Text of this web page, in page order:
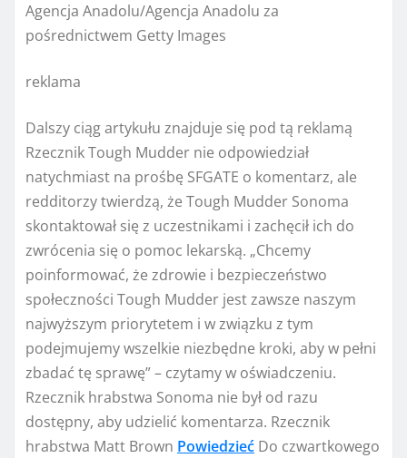
Agencja Anadolu/Agencja Anadolu za
pośrednictwem Getty Images
reklama
Dalszy ciąg artykułu znajduje się pod tą reklamą
Rzecznik Tough Mudder nie odpowiedział
natychmiast na prośbę SFGATE o komentarz, ale
redditorzy twierdzą, że Tough Mudder Sonoma
skontaktował się z uczestnikami i zachęcił ich do
zwrócenia się o pomoc lekarską. „Chcemy
poinformować, że zdrowie i bezpieczeństwo
społeczności Tough Mudder jest zawsze naszym
najwyższym priorytetem i w związku z tym
podejmujemy wszelkie niezbędne kroki, aby w pełni
zbadać tę sprawę” – czytamy w oświadczeniu.
Rzecznik hrabstwa Sonoma nie był od razu
dostępny, aby udzielić komentarza. Rzecznik
hrabstwa Matt Brown Powiedzieć Do czwartkowego